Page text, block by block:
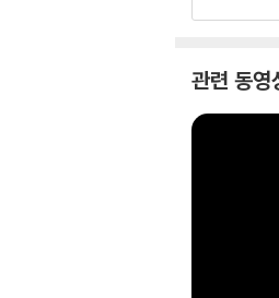
음이 어떻게
슈퍼 마인드
관련 동영